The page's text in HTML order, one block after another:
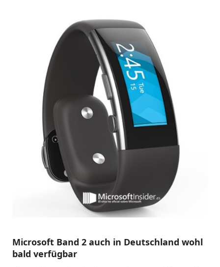
Microsoft Band 2 auch in Deutschland wohl
bald verfügbar